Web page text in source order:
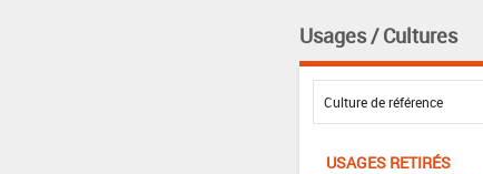
Usages / Cultures
USAGES RETIRÉS